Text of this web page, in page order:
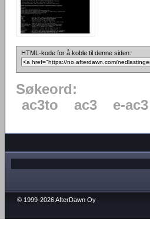
HTML-kode for å koble til denne siden:
Søkeord:
ac3to
ac3 e-ac3
© 1999-2026 AfterDawn Oy